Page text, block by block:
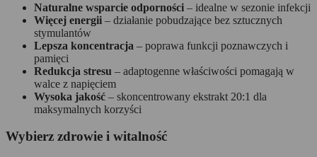
Naturalne wsparcie odporności – idealne w sezonie infekcji
Więcej energii – działanie pobudzające bez sztucznych
stymulantów
Lepsza koncentracja – poprawa funkcji poznawczych i
pamięci
Redukcja stresu – adaptogenne właściwości pomagają w
walce z napięciem
Wysoka jakość – skoncentrowany ekstrakt 20:1 dla
maksymalnych korzyści
Wybierz zdrowie i witalność